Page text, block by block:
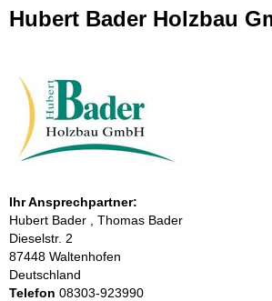
Hubert Bader Holzbau
Ihr Ansprechpartner:
Hubert Bader , Thomas Bader
Dieselstr. 2
87448 Waltenhofen
Deutschland
Telefon 08303-923990